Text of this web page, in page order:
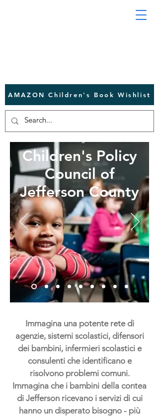
AMAZON Children's Book Wishlist
Children's Policy
Council of
Jefferson County
Building Partnerships to
Benefit Children
and Strengthen Families
Immagina una potente rete di
agenzie, sistemi scolastici, difensori
dei bambini, infermieri scolastici e
consulenti che identificano e
risolvono problemi comuni.
Immagina che i bambini della contea
di Jefferson ricevano i servizi di cui
hanno un disperato bisogno - più